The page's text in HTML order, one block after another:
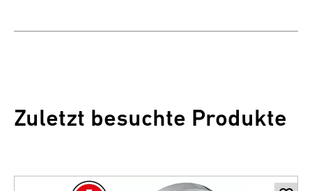
Zuletzt besuchte Produkte